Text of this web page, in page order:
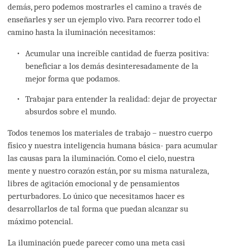
demás, pero podemos mostrarles el camino a través de
enseñarles y ser un ejemplo vivo. Para recorrer todo el
camino hasta la iluminación necesitamos:
Acumular una increíble cantidad de fuerza positiva:
beneficiar a los demás desinteresadamente de la
mejor forma que podamos.
Trabajar para entender la realidad: dejar de proyectar
absurdos sobre el mundo.
Todos tenemos los materiales de trabajo – nuestro cuerpo
físico y nuestra inteligencia humana básica- para acumular
las causas para la iluminación. Como el cielo, nuestra
mente y nuestro corazón están, por su misma naturaleza,
libres de agitación emocional y de pensamientos
perturbadores. Lo único que necesitamos hacer es
desarrollarlos de tal forma que puedan alcanzar su
máximo potencial.
La iluminación puede parecer como una meta casi